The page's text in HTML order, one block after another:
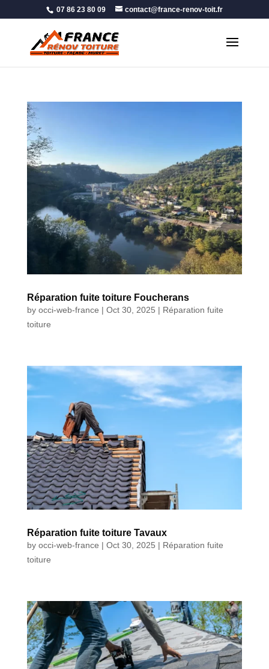
07 86 23 80 09 contact@france-renov-toit.fr
Réparation fuite toiture Foucherans
by occi-web-france | Oct 30, 2025 | Réparation fuite
toiture
Réparation fuite toiture Tavaux
by occi-web-france | Oct 30, 2025 | Réparation fuite
toiture